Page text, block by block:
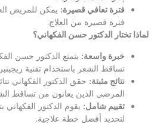
فترة تعافي قصيرة: يمكن للمريض
فترة قصيرة من العلاج.
لماذا تختار الدكتور حسن الفكهاني؟
خبرة واسعة: يتمتع الدكتور حسن
تساقط الشعر باستخدام تقنية
نتائج مثبتة: حقق الدكتور الفكهاني
المرضى الذين يعانون من تساقط
تقييم شامل: يقوم الدكتور
لتحديد أفضل خطة علاجية.